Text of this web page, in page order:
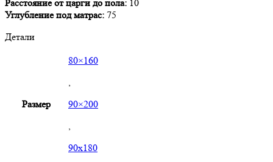
Расстояние от царги до пола: 10
Углубление под матрас: 75
Детали
Размер
80×160
,
90×200
,
90х180